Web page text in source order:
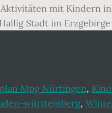
mit Kindern
Stadt im
Mpg Nürtingen,
württemberg,